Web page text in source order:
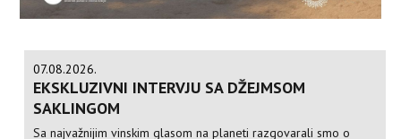
07.08.2026.
EKSKLUZIVNI INTERVJU SA DŽEJMSOM
SAKLINGOM
Sa najvažnijim vinskim glasom na planeti razgovarali smo o